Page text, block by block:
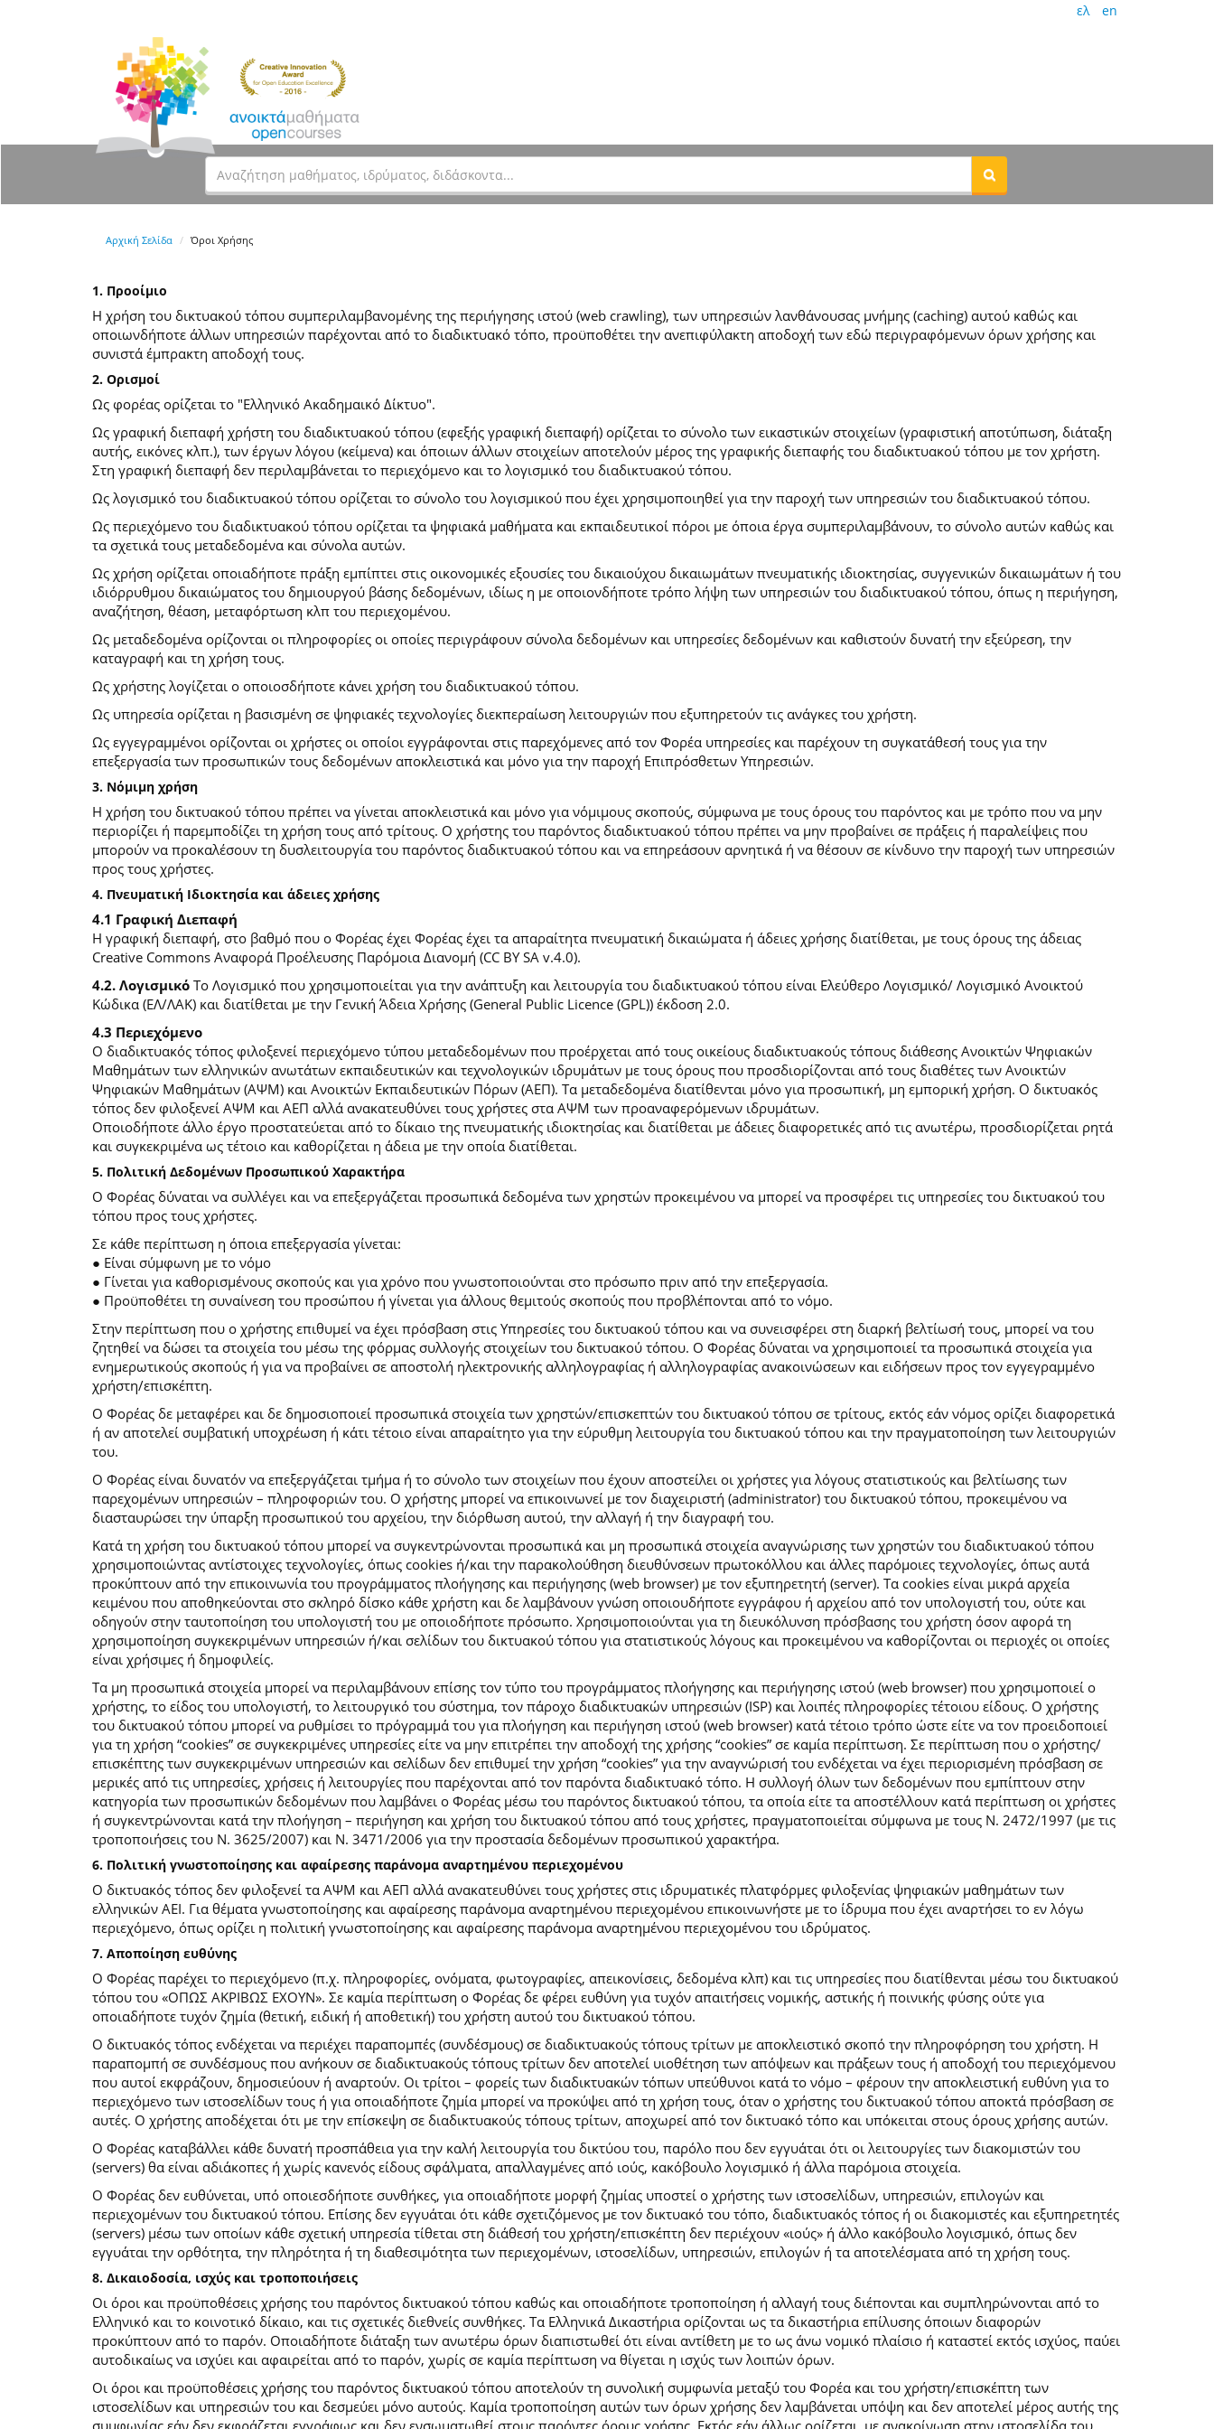
ελ en
Αρχική Σελίδα Όροι Χρήσης
1. Προοίμιο
Η χρήση του δικτυακού τόπου συμπεριλαμβανομένης της περιήγησης ιστού (web crawling), των υπηρεσιών λανθάνουσας μνήμης (caching) αυτού καθώς και
οποιωνδήποτε άλλων υπηρεσιών παρέχονται από το διαδικτυακό τόπο, προϋποθέτει την ανεπιφύλακτη αποδοχή των εδώ περιγραφόμενων όρων χρήσης και
συνιστά έμπρακτη αποδοχή τους.
2. Ορισμοί
Ως φορέας ορίζεται το "Ελληνικό Ακαδημαικό Δίκτυο".
Ως γραφική διεπαφή χρήστη του διαδικτυακού τόπου (εφεξής γραφική διεπαφή) ορίζεται το σύνολο των εικαστικών στοιχείων (γραφιστική αποτύπωση, διάταξη
αυτής, εικόνες κλπ.), των έργων λόγου (κείμενα) και όποιων άλλων στοιχείων αποτελούν μέρος της γραφικής διεπαφής του διαδικτυακού τόπου με τον χρήστη.
Στη γραφική διεπαφή δεν περιλαμβάνεται το περιεχόμενο και το λογισμικό του διαδικτυακού τόπου.
Ως λογισμικό του διαδικτυακού τόπου ορίζεται το σύνολο του λογισμικού που έχει χρησιμοποιηθεί για την παροχή των υπηρεσιών του διαδικτυακού τόπου.
Ως περιεχόμενο του διαδικτυακού τόπου ορίζεται τα ψηφιακά μαθήματα και εκπαιδευτικοί πόροι με όποια έργα συμπεριλαμβάνουν, το σύνολο αυτών καθώς και
τα σχετικά τους μεταδεδομένα και σύνολα αυτών.
Ως χρήση ορίζεται οποιαδήποτε πράξη εμπίπτει στις οικονομικές εξουσίες του δικαιούχου δικαιωμάτων πνευματικής ιδιοκτησίας, συγγενικών δικαιωμάτων ή του
ιδιόρρυθμου δικαιώματος του δημιουργού βάσης δεδομένων, ιδίως η με οποιονδήποτε τρόπο λήψη των υπηρεσιών του διαδικτυακού τόπου, όπως η περιήγηση,
αναζήτηση, θέαση, μεταφόρτωση κλπ του περιεχομένου.
Ως μεταδεδομένα ορίζονται οι πληροφορίες οι οποίες περιγράφουν σύνολα δεδομένων και υπηρεσίες δεδομένων και καθιστούν δυνατή την εξεύρεση, την
καταγραφή και τη χρήση τους.
Ως χρήστης λογίζεται ο οποιοσδήποτε κάνει χρήση του διαδικτυακού τόπου.
Ως υπηρεσία ορίζεται η βασισμένη σε ψηφιακές τεχνολογίες διεκπεραίωση λειτουργιών που εξυπηρετούν τις ανάγκες του χρήστη.
Ως εγγεγραμμένοι ορίζονται οι χρήστες οι οποίοι εγγράφονται στις παρεχόμενες από τον Φορέα υπηρεσίες και παρέχουν τη συγκατάθεσή τους για την
επεξεργασία των προσωπικών τους δεδομένων αποκλειστικά και μόνο για την παροχή Επιπρόσθετων Υπηρεσιών.
3. Νόμιμη χρήση
Η χρήση του δικτυακού τόπου πρέπει να γίνεται αποκλειστικά και μόνο για νόμιμους σκοπούς, σύμφωνα με τους όρους του παρόντος και με τρόπο που να μην
περιορίζει ή παρεμποδίζει τη χρήση τους από τρίτους. Ο χρήστης του παρόντος διαδικτυακού τόπου πρέπει να μην προβαίνει σε πράξεις ή παραλείψεις που
μπορούν να προκαλέσουν τη δυσλειτουργία του παρόντος διαδικτυακού τόπου και να επηρεάσουν αρνητικά ή να θέσουν σε κίνδυνο την παροχή των υπηρεσιών
προς τους χρήστες.
4. Πνευματική Ιδιοκτησία και άδειες χρήσης
4.1 Γραφική Διεπαφή
Η γραφική διεπαφή, στο βαθμό που ο Φορέας έχει Φορέας έχει τα απαραίτητα πνευματική δικαιώματα ή άδειες χρήσης διατίθεται, με τους όρους της άδειας
Creative Commons Αναφορά Προέλευσης Παρόμοια Διανομή (CC BY SA v.4.0).
4.2. ΛογισμικόΤο Λογισμικό που χρησιμοποιείται για την ανάπτυξη και λειτουργία του διαδικτυακού τόπου είναι Ελεύθερο Λογισμικό/ Λογισμικό Ανοικτού
Κώδικα (ΕΛ/ΛΑΚ) και διατίθεται με την Γενική Άδεια Χρήσης (General Public Licence (GPL)) έκδοση 2.0.
4.3 Περιεχόμενο
O διαδικτυακός τόπος φιλοξενεί περιεχόμενο τύπου μεταδεδομένων που προέρχεται από τους οικείους διαδικτυακούς τόπους διάθεσης Ανοικτών Ψηφιακών
Μαθημάτων των ελληνικών ανωτάτων εκπαιδευτικών και τεχνολογικών ιδρυμάτων με τους όρους που προσδιορίζονται από τους διαθέτες των Ανοικτών
Ψηφιακών Μαθημάτων (ΑΨΜ) και Ανοικτών Εκπαιδευτικών Πόρων (ΑΕΠ). Τα μεταδεδομένα διατίθενται μόνο για προσωπική, μη εμπορική χρήση. Ο δικτυακός
τόπος δεν φιλοξενεί ΑΨΜ και ΑΕΠ αλλά ανακατευθύνει τους χρήστες στα ΑΨΜ των προαναφερόμενων ιδρυμάτων.
Οποιοδήποτε άλλο έργο προστατεύεται από το δίκαιο της πνευματικής ιδιοκτησίας και διατίθεται με άδειες διαφορετικές από τις ανωτέρω, προσδιορίζεται ρητά
και συγκεκριμένα ως τέτοιο και καθορίζεται η άδεια με την οποία διατίθεται.
5. Πολιτική Δεδομένων Προσωπικού Χαρακτήρα
Ο Φορέας δύναται να συλλέγει και να επεξεργάζεται προσωπικά δεδομένα των χρηστών προκειμένου να μπορεί να προσφέρει τις υπηρεσίες του δικτυακού του
τόπου προς τους χρήστες.
Σε κάθε περίπτωση η όποια επεξεργασία γίνεται:
● Είναι σύμφωνη με το νόμο
● Γίνεται για καθορισμένους σκοπούς και για χρόνο που γνωστοποιούνται στο πρόσωπο πριν από την επεξεργασία.
● Προϋποθέτει τη συναίνεση του προσώπου ή γίνεται για άλλους θεμιτούς σκοπούς που προβλέπονται από το νόμο.
Στην περίπτωση που ο χρήστης επιθυμεί να έχει πρόσβαση στις Υπηρεσίες του δικτυακού τόπου και να συνεισφέρει στη διαρκή βελτίωσή τους, μπορεί να του
ζητηθεί να δώσει τα στοιχεία του μέσω της φόρμας συλλογής στοιχείων του δικτυακού τόπου. Ο Φορέας δύναται να χρησιμοποιεί τα προσωπικά στοιχεία για
ενημερωτικούς σκοπούς ή για να προβαίνει σε αποστολή ηλεκτρονικής αλληλογραφίας ή αλληλογραφίας ανακοινώσεων και ειδήσεων προς τον εγγεγραμμένο
χρήστη/επισκέπτη.
Ο Φορέας δε μεταφέρει και δε δημοσιοποιεί προσωπικά στοιχεία των χρηστών/επισκεπτών του δικτυακού τόπου σε τρίτους, εκτός εάν νόμος ορίζει διαφορετικά
ή αν αποτελεί συμβατική υποχρέωση ή κάτι τέτοιο είναι απαραίτητο για την εύρυθμη λειτουργία του δικτυακού τόπου και την πραγματοποίηση των λειτουργιών
του.
Ο Φορέας είναι δυνατόν να επεξεργάζεται τμήμα ή το σύνολο των στοιχείων που έχουν αποστείλει οι χρήστες για λόγους στατιστικούς και βελτίωσης των
παρεχομένων υπηρεσιών – πληροφοριών του. Ο χρήστης μπορεί να επικοινωνεί με τον διαχειριστή (administrator) του δικτυακού τόπου, προκειμένου να
διασταυρώσει την ύπαρξη προσωπικού του αρχείου, την διόρθωση αυτού, την αλλαγή ή την διαγραφή του.
Κατά τη χρήση του δικτυακού τόπου μπορεί να συγκεντρώνονται προσωπικά και μη προσωπικά στοιχεία αναγνώρισης των χρηστών του διαδικτυακού τόπου
χρησιμοποιώντας αντίστοιχες τεχνολογίες, όπως cookies ή/και την παρακολούθηση διευθύνσεων πρωτοκόλλου και άλλες παρόμοιες τεχνολογίες, όπως αυτά
προκύπτουν από την επικοινωνία του προγράμματος πλοήγησης και περιήγησης (web browser) με τον εξυπηρετητή (server). Τα cookies είναι μικρά αρχεία
κειμένου που αποθηκεύονται στο σκληρό δίσκο κάθε χρήστη και δε λαμβάνουν γνώση οποιουδήποτε εγγράφου ή αρχείου από τον υπολογιστή του, ούτε και
οδηγούν στην ταυτοποίηση του υπολογιστή του με οποιοδήποτε πρόσωπο. Χρησιμοποιούνται για τη διευκόλυνση πρόσβασης του χρήστη όσον αφορά τη
χρησιμοποίηση συγκεκριμένων υπηρεσιών ή/και σελίδων του δικτυακού τόπου για στατιστικούς λόγους και προκειμένου να καθορίζονται οι περιοχές οι οποίες
είναι χρήσιμες ή δημοφιλείς.
Τα μη προσωπικά στοιχεία μπορεί να περιλαμβάνουν επίσης τον τύπο του προγράμματος πλοήγησης και περιήγησης ιστού (web browser) που χρησιμοποιεί ο
χρήστης, το είδος του υπολογιστή, το λειτουργικό του σύστημα, τον πάροχο διαδικτυακών υπηρεσιών (ISP) και λοιπές πληροφορίες τέτοιου είδους. Ο χρήστης
του δικτυακού τόπου μπορεί να ρυθμίσει το πρόγραμμά του για πλοήγηση και περιήγηση ιστού (web browser) κατά τέτοιο τρόπο ώστε είτε να τον προειδοποιεί
για τη χρήση “cookies” σε συγκεκριμένες υπηρεσίες είτε να μην επιτρέπει την αποδοχή της χρήσης “cookies” σε καμία περίπτωση. Σε περίπτωση που ο χρήστης/
επισκέπτης των συγκεκριμένων υπηρεσιών και σελίδων δεν επιθυμεί την χρήση “cookies” για την αναγνώρισή του ενδέχεται να έχει περιορισμένη πρόσβαση σε
μερικές από τις υπηρεσίες, χρήσεις ή λειτουργίες που παρέχονται από τον παρόντα διαδικτυακό τόπο. Η συλλογή όλων των δεδομένων που εμπίπτουν στην
κατηγορία των προσωπικών δεδομένων που λαμβάνει ο Φορέας μέσω του παρόντος δικτυακού τόπου, τα οποία είτε τα αποστέλλουν κατά περίπτωση οι χρήστες
ή συγκεντρώνονται κατά την πλοήγηση – περιήγηση και χρήση του δικτυακού τόπου από τους χρήστες, πραγματοποιείται σύμφωνα με τους Ν. 2472/1997 (με τις
τροποποιήσεις του Ν. 3625/2007) και Ν. 3471/2006 για την προστασία δεδομένων προσωπικού χαρακτήρα.
6. Πολιτική γνωστοποίησης και αφαίρεσης παράνομα αναρτημένου περιεχομένου
Ο δικτυακός τόπος δεν φιλοξενεί τα ΑΨΜ και ΑΕΠ αλλά ανακατευθύνει τους χρήστες στις ιδρυματικές πλατφόρμες φιλοξενίας ψηφιακών μαθημάτων των
ελληνικών ΑΕΙ. Για θέματα γνωστοποίησης και αφαίρεσης παράνομα αναρτημένου περιεχομένου επικοινωνήστε με το ίδρυμα που έχει αναρτήσει το εν λόγω
περιεχόμενο, όπως ορίζει η πολιτική γνωστοποίησης και αφαίρεσης παράνομα αναρτημένου περιεχομένου του ιδρύματος.
7. Αποποίηση ευθύνης
Ο Φορέας παρέχει το περιεχόμενο (π.χ. πληροφορίες, ονόματα, φωτογραφίες, απεικονίσεις, δεδομένα κλπ) και τις υπηρεσίες που διατίθενται μέσω του δικτυακού
τόπου του «ΟΠΩΣ ΑΚΡΙΒΩΣ ΕΧΟΥΝ». Σε καμία περίπτωση ο Φορέας δε φέρει ευθύνη για τυχόν απαιτήσεις νομικής, αστικής ή ποινικής φύσης ούτε για
οποιαδήποτε τυχόν ζημία (θετική, ειδική ή αποθετική) του χρήστη αυτού του δικτυακού τόπου.
O δικτυακός τόπος ενδέχεται να περιέχει παραπομπές (συνδέσμους) σε διαδικτυακούς τόπους τρίτων με αποκλειστικό σκοπό την πληροφόρηση του χρήστη. Η
παραπομπή σε συνδέσμους που ανήκουν σε διαδικτυακούς τόπους τρίτων δεν αποτελεί υιοθέτηση των απόψεων και πράξεων τους ή αποδοχή του περιεχόμενου
που αυτοί εκφράζουν, δημοσιεύουν ή αναρτούν. Οι τρίτοι – φορείς των διαδικτυακών τόπων υπεύθυνοι κατά το νόμο – φέρουν την αποκλειστική ευθύνη για το
περιεχόμενο των ιστοσελίδων τους ή για οποιαδήποτε ζημία μπορεί να προκύψει από τη χρήση τους, όταν ο χρήστης του δικτυακού τόπου αποκτά πρόσβαση σε
αυτές. Ο χρήστης αποδέχεται ότι με την επίσκεψη σε διαδικτυακούς τόπους τρίτων, αποχωρεί από τον δικτυακό τόπο και υπόκειται στους όρους χρήσης αυτών.
Ο Φορέας καταβάλλει κάθε δυνατή προσπάθεια για την καλή λειτουργία του δικτύου του, παρόλο που δεν εγγυάται ότι οι λειτουργίες των διακομιστών του
(servers) θα είναι αδιάκοπες ή χωρίς κανενός είδους σφάλματα, απαλλαγμένες από ιούς, κακόβουλο λογισμικό ή άλλα παρόμοια στοιχεία.
Ο Φορέας δεν ευθύνεται, υπό οποιεσδήποτε συνθήκες, για οποιαδήποτε μορφή ζημίας υποστεί ο χρήστης των ιστοσελίδων, υπηρεσιών, επιλογών και
περιεχομένων του δικτυακού τόπου. Επίσης δεν εγγυάται ότι κάθε σχετιζόμενος με τον δικτυακό του τόπο, διαδικτυακός τόπος ή οι διακομιστές και εξυπηρετητές
(servers) μέσω των οποίων κάθε σχετική υπηρεσία τίθεται στη διάθεσή του χρήστη/επισκέπτη δεν περιέχουν «ιούς» ή άλλο κακόβουλο λογισμικό, όπως δεν
εγγυάται την ορθότητα, την πληρότητα ή τη διαθεσιμότητα των περιεχομένων, ιστοσελίδων, υπηρεσιών, επιλογών ή τα αποτελέσματα από τη χρήση τους.
8. Δικαιοδοσία, ισχύς και τροποποιήσεις
Οι όροι και προϋποθέσεις χρήσης του παρόντος δικτυακού τόπου καθώς και οποιαδήποτε τροποποίηση ή αλλαγή τους διέπονται και συμπληρώνονται από το
Ελληνικό και το κοινοτικό δίκαιο, και τις σχετικές διεθνείς συνθήκες. Τα Ελληνικά Δικαστήρια ορίζονται ως τα δικαστήρια επίλυσης όποιων διαφορών
προκύπτουν από το παρόν. Οποιαδήποτε διάταξη των ανωτέρω όρων διαπιστωθεί ότι είναι αντίθετη με το ως άνω νομικό πλαίσιο ή καταστεί εκτός ισχύος, παύει
αυτοδικαίως να ισχύει και αφαιρείται από το παρόν, χωρίς σε καμία περίπτωση να θίγεται η ισχύς των λοιπών όρων.
Οι όροι και προϋποθέσεις χρήσης του παρόντος δικτυακού τόπου αποτελούν τη συνολική συμφωνία μεταξύ του Φορέα και του χρήστη/επισκέπτη των
ιστοσελίδων και υπηρεσιών του και δεσμεύει μόνο αυτούς. Καμία τροποποίηση αυτών των όρων χρήσης δεν λαμβάνεται υπόψη και δεν αποτελεί μέρος αυτής της